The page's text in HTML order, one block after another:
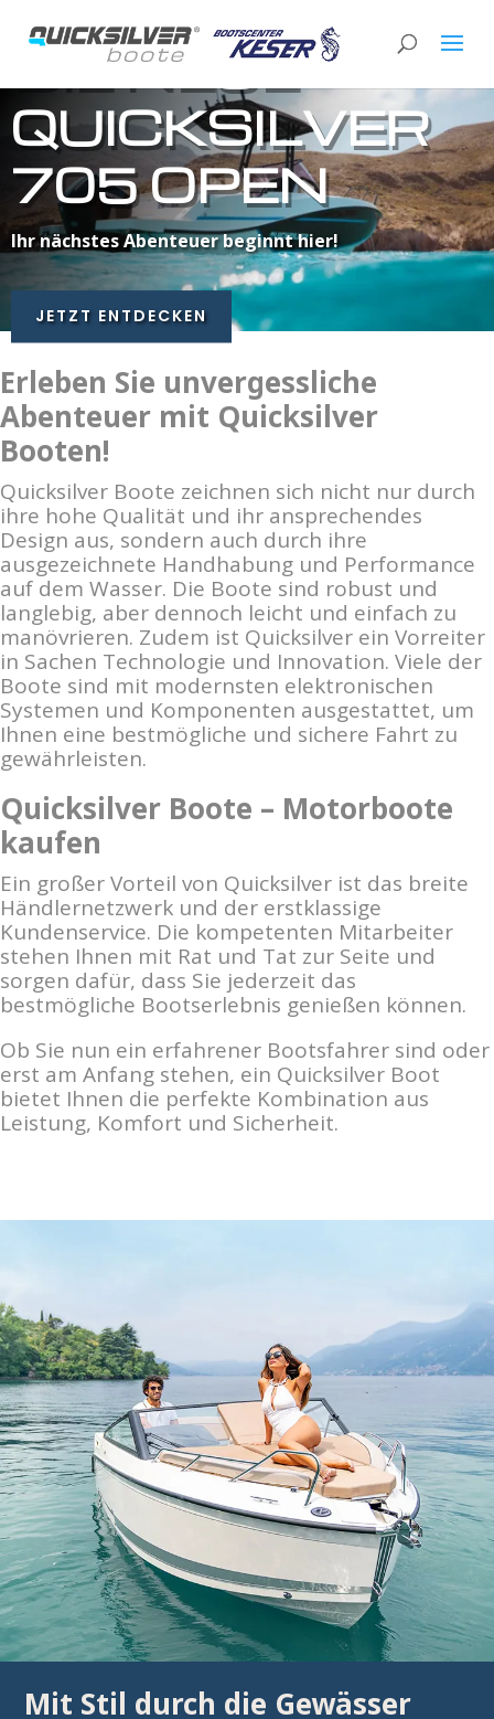
DIE NEUE
QUICKSILVER
705 OPEN
Ihr nächstes Abenteuer beginnt hier!
JETZT ENTDECKEN
Erleben Sie unvergessliche
Abenteuer mit Quicksilver
Booten!
Quicksilver Boote zeichnen sich nicht nur durch
ihre hohe Qualität und ihr ansprechendes
Design aus, sondern auch durch ihre
ausgezeichnete Handhabung und Performance
auf dem Wasser. Die Boote sind robust und
langlebig, aber dennoch leicht und einfach zu
manövrieren. Zudem ist Quicksilver ein Vorreiter
in Sachen Technologie und Innovation. Viele der
Boote sind mit modernsten elektronischen
Systemen und Komponenten ausgestattet, um
Ihnen eine bestmögliche und sichere Fahrt zu
gewährleisten.
Quicksilver Boote – Motorboote
kaufen
Ein großer Vorteil von Quicksilver ist das breite
Händlernetzwerk und der erstklassige
Kundenservice. Die kompetenten Mitarbeiter
stehen Ihnen mit Rat und Tat zur Seite und
sorgen dafür, dass Sie jederzeit das
bestmögliche Bootserlebnis genießen können.
Ob Sie nun ein erfahrener Bootsfahrer sind oder
erst am Anfang stehen, ein Quicksilver Boot
bietet Ihnen die perfekte Kombination aus
Leistung, Komfort und Sicherheit.
Mit Stil durch die Gewässer